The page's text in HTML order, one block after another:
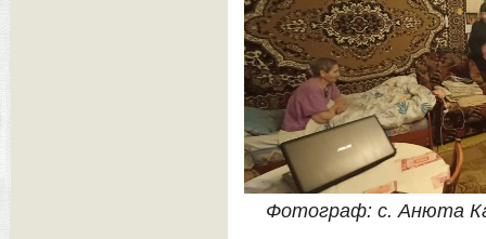
Фотограф: с. Анюта